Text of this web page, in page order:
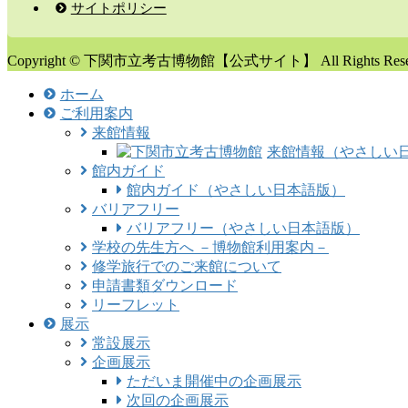
サイトポリシー
Copyright © 下関市立考古博物館【公式サイト】 All Rights
ホーム
ご利用案内
来館情報
来館情報（やさしい
館内ガイド
館内ガイド（やさしい日本語版）
バリアフリー
バリアフリー（やさしい日本語版）
学校の先生方へ －博物館利用案内－
修学旅行でのご来館について
申請書類ダウンロード
リーフレット
展示
常設展示
企画展示
ただいま開催中の企画展示
次回の企画展示